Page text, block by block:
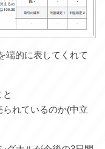
端的に表してくれて
れているのか(中立